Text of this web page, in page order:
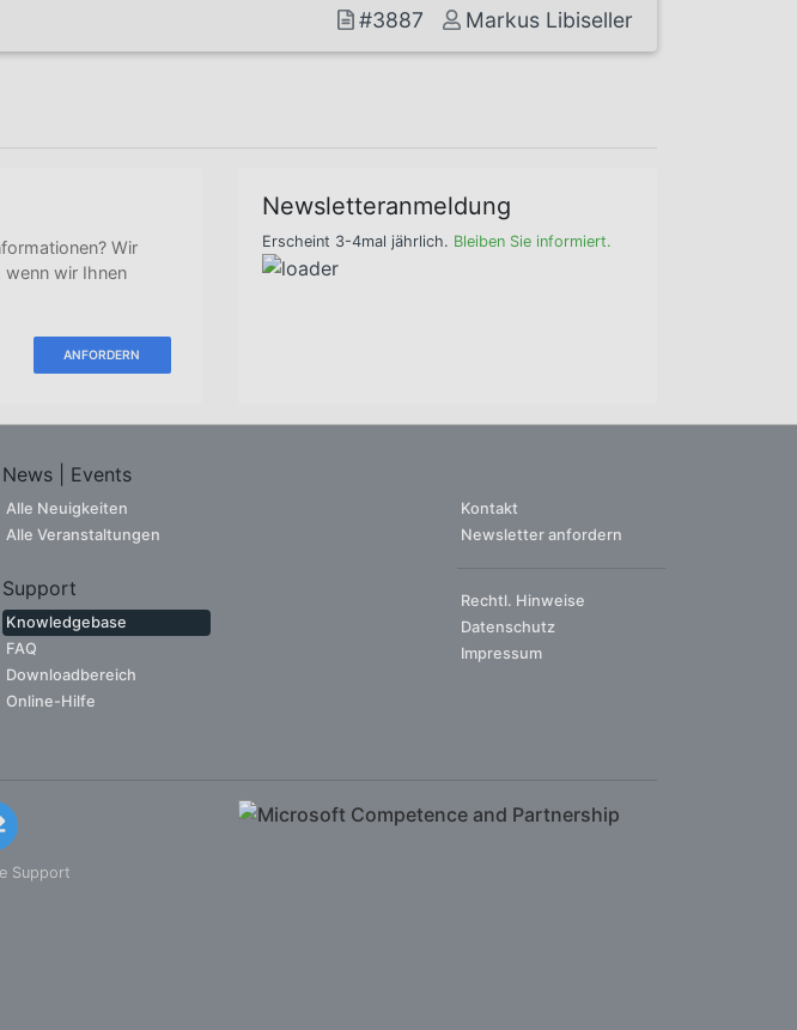
#3887 Markus Libiseller
Wir
wenn wir Ihnen
ANFORDERN
Newsletteranmeldung
Erscheint 3-4mal jährlich. Bleiben Sie informiert.
News | Events
Alle Neuigkeiten
Alle Veranstaltungen
Support
Knowledgebase
FAQ
Downloadbereich
Online-Hilfe
Kontakt
Newsletter anfordern
Rechtl. Hinweise
Datenschutz
Impressum
Support